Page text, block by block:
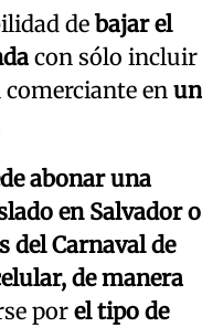
de bajar el
con sólo incluir
en un
abonar una
en Salvador o
del Carnaval de
de manera
porel tipo de